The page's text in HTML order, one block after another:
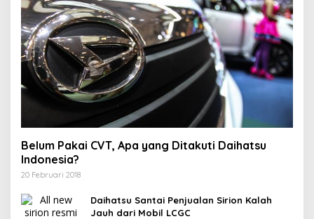
Belum Pakai CVT, Apa yang Ditakuti Daihatsu
Indonesia?
20 Februari 2018
Daihatsu Santai Penjualan Sirion Kalah
Jauh dari Mobil LCGC